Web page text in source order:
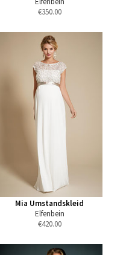
€350.00
Mia Umstandskleid
Elfenbein
€420.00